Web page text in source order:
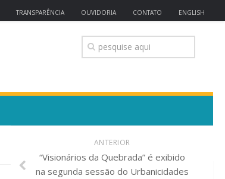
TRANSPARÊNCIA OUVIDORIA CONTATO ENGLISH
ANTERIOR
“Visionários da Quebrada” é exibido
na segunda sessão do Urbanicidades